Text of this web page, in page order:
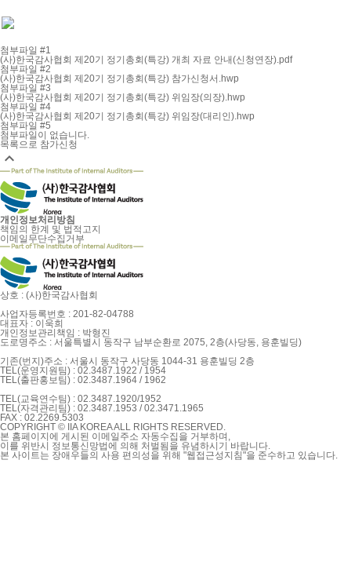
첨부파일 #1
(사)한국감사협회 제20기 정기총회(특강) 개최 자료 안내(신청연장).pdf
첨부파일 #2
(사)한국감사협회 제20기 정기총회(특강) 참가신청서.hwp
첨부파일 #3
(사)한국감사협회 제20기 정기총회(특강) 위임장(의장).hwp
첨부파일 #4
(사)한국감사협회 제20기 정기총회(특강) 위임장(대리인).hwp
첨부파일 #5
첨부파일이 없습니다.
목록으로 참가신청

개인정보처리방침
책임의 한계 및 법적고지
이메일무단수집거부
상호 : (사)한국감사협회
사업자등록번호 : 201-82-04788
대표자 : 이욱희
개인정보관리책임 : 박형진
도로명주소 : 서울특별시 동작구 남부순환로 2075, 2층(사당동, 용훈빌딩)
기존(번지)주소 : 서울시 동작구 사당동 1044-31 용훈빌딩 2층
TEL(운영지원팀) : 02.3487.1922 / 1954
TEL(출판홍보팀) : 02.3487.1964 / 1962
TEL(교육연수팀) : 02.3487.1920/1952
TEL(자격관리팀) : 02.3487.1953 / 02.3471.1965
FAX : 02.2269.5303
COPYRIGHT © IIA KOREA ALL RIGHTS RESERVED.
본 홈페이지에 게시된 이메일주소 자동수집을 거부하며,
이를 위반시 정보통신망법에 의해 처벌됨을 유념하시기 바랍니다.
본 사이트는 장애우들의 사용 편의성을 위해 "웹접근성지침"을 준수하고 있습니다.